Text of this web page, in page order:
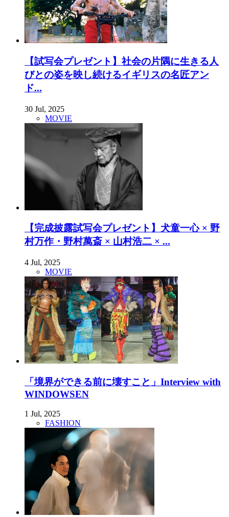
【試写会プレゼント】社会の片隅に生きる人
びとの姿を映し続けるイギリスの名匠アン
ド...
30 Jul, 2025
MOVIE
【完成披露試写会プレゼント】犬童一心 × 野
村万作・野村萬斎 × 山村浩二 × ...
4 Jul, 2025
MOVIE
「境界ができる前に壊すこと」Interview with
WINDOWSEN
1 Jul, 2025
FASHION